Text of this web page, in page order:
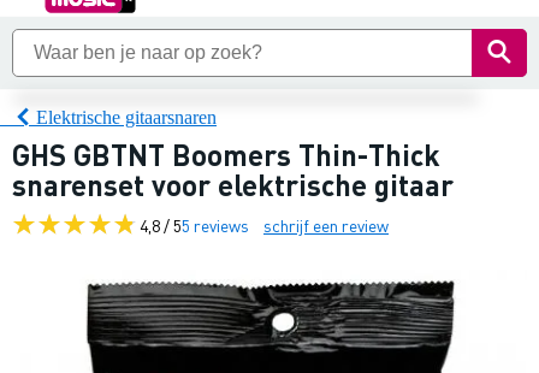
Elektrische gitaarsnaren
GHS GBTNT Boomers Thin-Thick
snarenset voor elektrische gitaar
4,8 / 55 reviews schrijf een review